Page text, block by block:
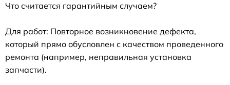
Что считается гарантийным случаем?
Для работ: Повторное возникновение дефекта,
который прямо обусловлен с качеством проведенного
ремонта (например, неправильная установка
запчасти).